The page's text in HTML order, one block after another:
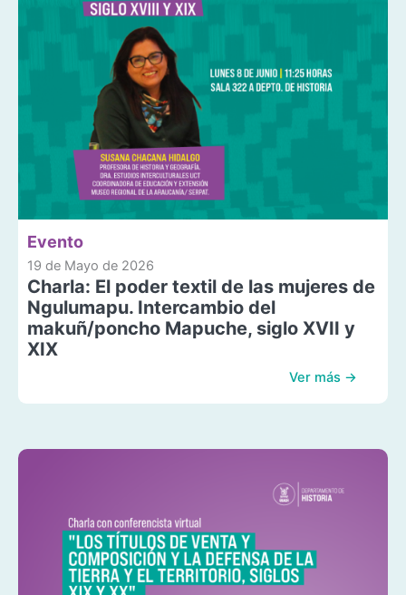
Evento
19 de Mayo de 2026
Charla: El poder textil de las mujeres de
Ngulumapu. Intercambio del
makuñ/poncho Mapuche, siglo XVII y
XIX
Ver más →